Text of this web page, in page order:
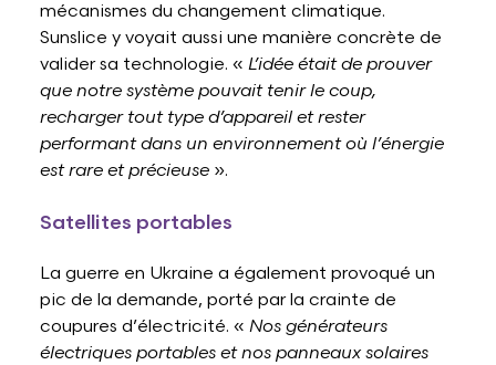
mécanismes du changement climatique.
Sunslice y voyait aussi une manière concrète de
valider sa technologie. « L’idée était de prouver
que notre système pouvait tenir le coup,
recharger tout type d’appareil et rester
performant dans un environnement où l’énergie
est rare et précieuse ».
Satellites portables
La guerre en Ukraine a également provoqué un
pic de la demande, porté par la crainte de
coupures d’électricité. « Nos générateurs
électriques portables et nos panneaux solaires